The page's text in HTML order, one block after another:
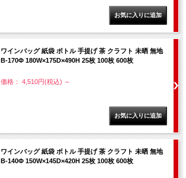
ワインバッグ 紙袋 ボトル 手提げ 茶 クラフト 未晒 無地
B-170Φ 180W×175D×490H 25枚 100枚 600枚
価格： 4,510円(税込) ～
ワインバッグ 紙袋 ボトル 手提げ 茶 クラフト 未晒 無地
B-140Φ 150W×145D×420H 25枚 100枚 600枚